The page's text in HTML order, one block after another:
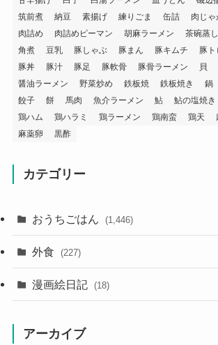
筑前煮
納豆 素揚げ 練りごま 缶詰 肉じゃ
肉詰め
肉詰めピーマン 胡麻ラーメン 茶碗蒸し
角煮
豆乳 豚しゃぶ 豚まん 豚キムチ 豚ト
豚丼
豚汁 豚足 豚軟骨 豚骨ラーメン 貝
醤油ラーメン
野菜炒め 鉄板焼 鉄板焼き 鍋
餃子
餅 馬肉 魚介ラーメン 鮎 鮎の塩焼き
鶏ハム
鶏ハラミ 鶏ラーメン 鶏南蛮 鶏天
麻薬卵
黒酢
カテゴリー
おうちごはん (1,446)
外食 (227)
漫画絵日記 (18)
アーカイブ